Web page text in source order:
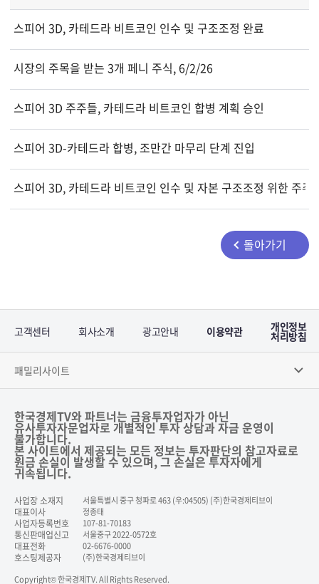
스피어 3D, 카테드라 비트코인 인수 및 구조조정 완료
시장의 주목을 받는 3개 페니 주식, 6/2/26
스피어 3D 주주들, 카테드라 비트코인 합병 계획 승인
스피어 3D-카테드라 합병, 조만간 마무리 단계 진입
스피어 3D, 카테드라 비트코인 인수 및 자본 구조조정 위한 주주
돌아가기
고객센터 회사소개 광고안내 이용약관 개인정보
처리방침
패밀리사이트
한국경제TV와 파트너는 금융투자업자가 아닌
유사투자자문업자로 개별적인 투자 상담과 자금 운영이
불가합니다.
본 사이트에서 제공되는 모든 정보는 투자판단의 참고자료로
원금 손실이 발생할 수 있으며, 그 손실은 투자자에게
귀속됩니다.
사업장 소재지 서울특별시 중구 청파로 463 (우:04505) (주)한국경제티브이
대표이사 정종태
사업자등록번호 107-81-70183
통신판매업신고 서울중구 2022-0572호
대표전화 02-6676-0000
호스팅제공자
(주)한국경제티브이
Copyright© 한국경제TV. All Rights Reserved.